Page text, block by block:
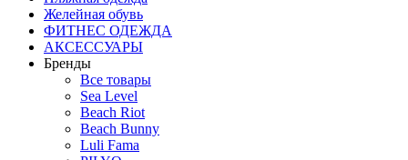
Желейная обувь
ФИТНЕС ОДЕЖДА
АКСЕССУАРЫ
Бренды
Все товары
Sea Level
Beach Riot
Beach Bunny
Luli Fama